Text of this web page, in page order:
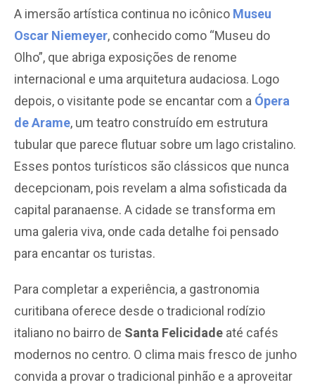
A imersão artística continua no icônico Museu
Oscar Niemeyer, conhecido como “Museu do
Olho”, que abriga exposições de renome
internacional e uma arquitetura audaciosa. Logo
depois, o visitante pode se encantar com a Ópera
de Arame, um teatro construído em estrutura
tubular que parece flutuar sobre um lago cristalino.
Esses pontos turísticos são clássicos que nunca
decepcionam, pois revelam a alma sofisticada da
capital paranaense. A cidade se transforma em
uma galeria viva, onde cada detalhe foi pensado
para encantar os turistas.
Para completar a experiência, a gastronomia
curitibana oferece desde o tradicional rodízio
italiano no bairro de Santa Felicidade até cafés
modernos no centro. O clima mais fresco de junho
convida a provar o tradicional pinhão e a aproveitar